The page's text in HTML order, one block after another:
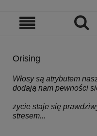
Orising
Włosy są atrybutem
dodają nam pewności
Kiedy je
życie staje się
stresem...